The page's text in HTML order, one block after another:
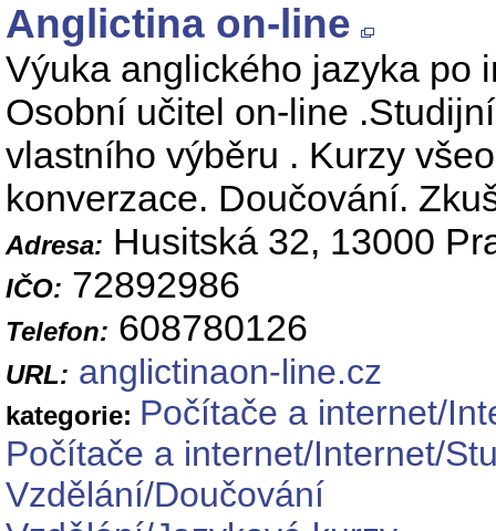
Anglictina on-line
Výuka anglického jazyka po
Osobní učitel on-line
vlastního výběru . Kurzy
konverzace. Doučování.
Adresa: Husitská 32, 13000
IČO: 72892986
Telefon: 608780126
URL: anglictinaon-line.cz
kategorie: Počítače a internet/
Počítače a internet/Internet/
Vzdělání/Doučování